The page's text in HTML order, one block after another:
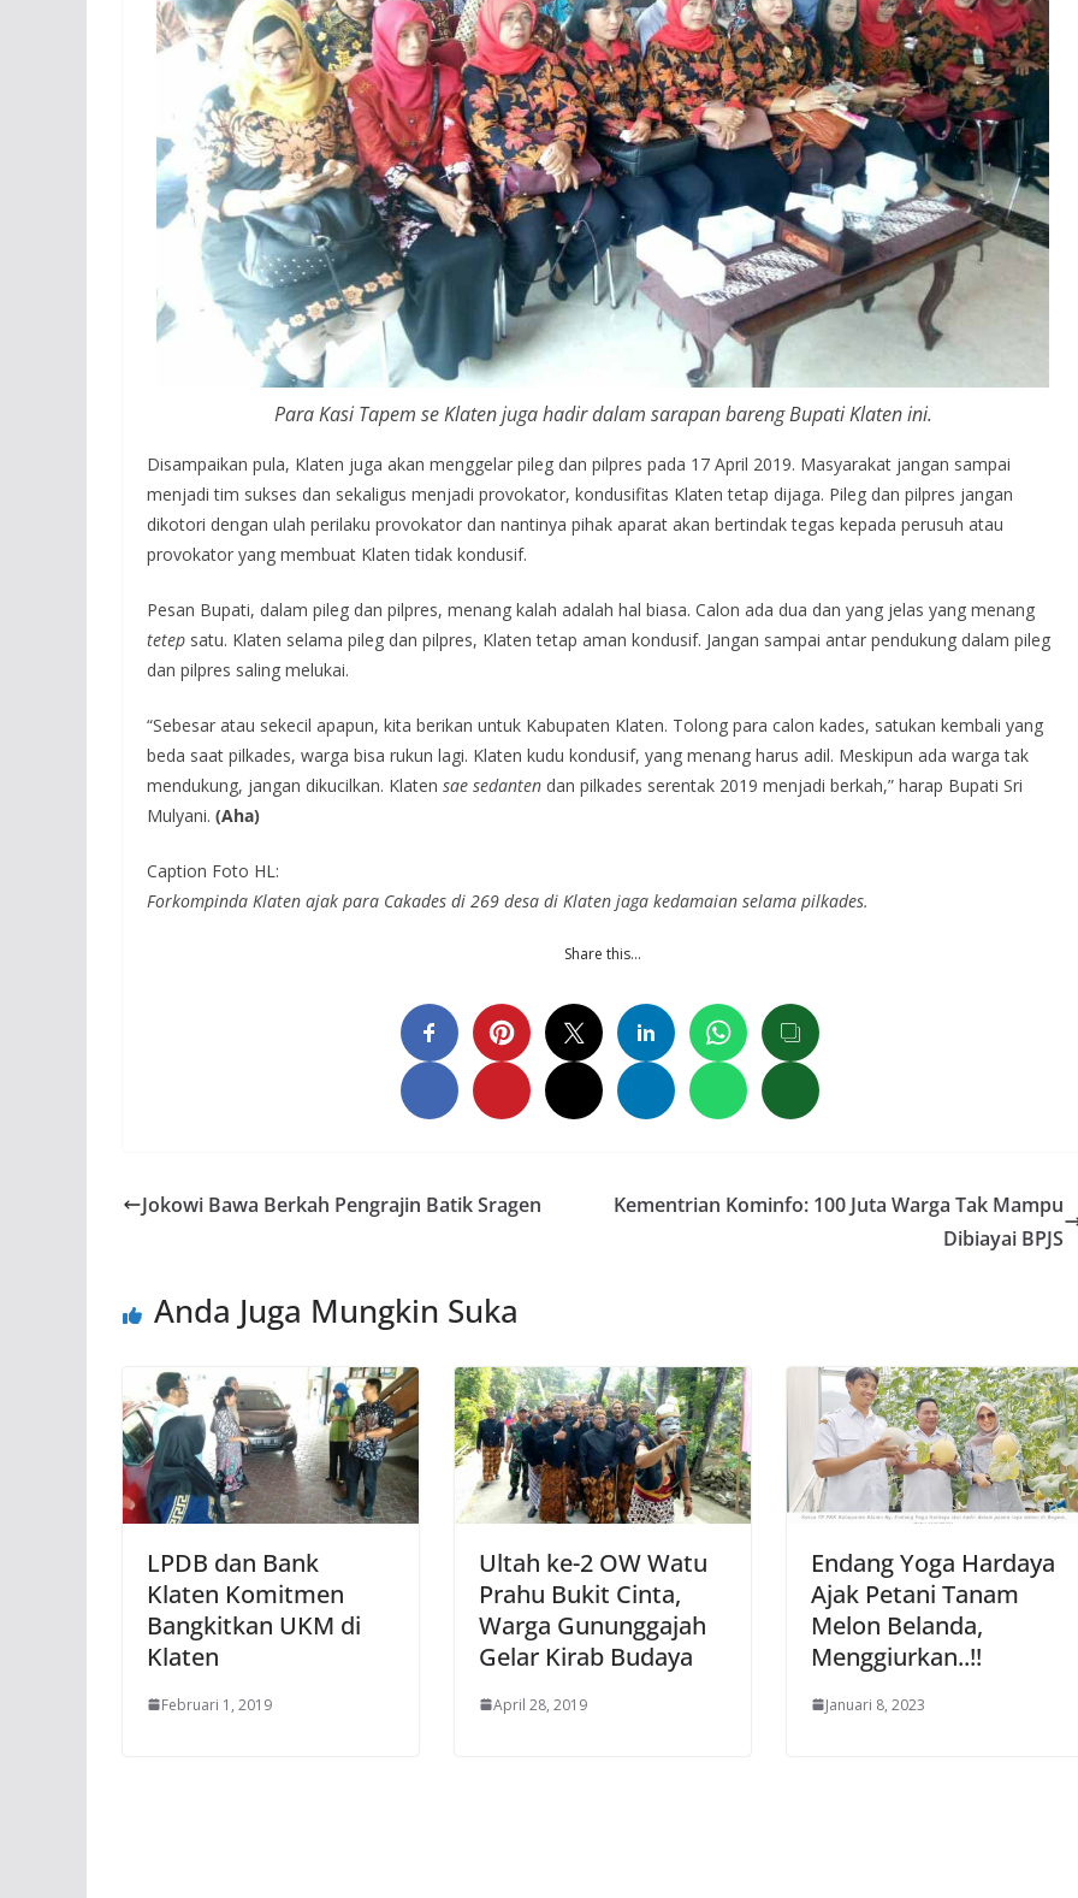
Para Kasi Tapem se Klaten juga hadir dalam sarapan bareng Bupati Klaten ini.
Disampaikan pula, Klaten juga akan menggelar pileg dan pilpres pada 17 April 2019. Masyarakat jangan sampai
menjadi tim sukses dan sekaligus menjadi provokator, kondusifitas Klaten tetap dijaga. Pileg dan pilpres jangan
dikotori dengan ulah perilaku provokator dan nantinya pihak aparat akan bertindak tegas kepada perusuh atau
provokator yang membuat Klaten tidak kondusif.
Pesan Bupati, dalam pileg dan pilpres, menang kalah adalah hal biasa. Calon ada dua dan yang jelas yang menang
tetep satu. Klaten selama pileg dan pilpres, Klaten tetap aman kondusif. Jangan sampai antar pendukung dalam pileg
dan pilpres saling melukai.
“Sebesar atau sekecil apapun, kita berikan untuk Kabupaten Klaten. Tolong para calon kades, satukan kembali yang
beda saat pilkades, warga bisa rukun lagi. Klaten kudu kondusif, yang menang harus adil. Meskipun ada warga tak
mendukung, jangan dikucilkan. Klaten sae sedanten dan pilkades serentak 2019 menjadi berkah,” harap Bupati Sri
Mulyani. (Aha)
Caption Foto HL:
Forkompinda Klaten ajak para Cakades di 269 desa di Klaten jaga kedamaian selama pilkades.
Share this…
Jokowi Bawa Berkah Pengrajin Batik Sragen
Kementrian Kominfo: 100 Juta Warga Tak Mampu
Dibiayai BPJS
Anda Juga Mungkin Suka
LPDB dan Bank
Klaten Komitmen
Bangkitkan UKM di
Klaten
Februari 1, 2019
Ultah ke-2 OW Watu
Prahu Bukit Cinta,
Warga Gununggajah
Gelar Kirab Budaya
April 28, 2019
Endang Yoga Hardaya
Ajak Petani Tanam
Melon Belanda,
Menggiurkan..!!
Januari 8, 2023